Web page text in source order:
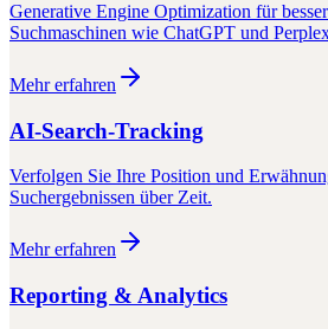
Generative Engine Optimization für
Suchmaschinen wie ChatGPT und
Mehr erfahren
AI-Search-Tracking
Verfolgen Sie Ihre Position und
Suchergebnissen über Zeit.
Mehr erfahren
Reporting & Analytics